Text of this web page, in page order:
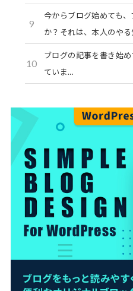
9
今からブログ始めても
か？それは、本人のや
10
ブログの記事を書き始
ていま…